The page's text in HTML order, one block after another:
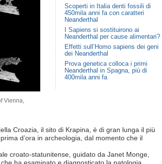
Scoperti in Italia denti fossili di
450mila anni fa con caratteri
Neanderthal
I Sapiens si sostituirono ai
Neanderthal per cause alimentari?
Effetti sull’Homo sapiens dei geni
dei Neanderthal
Prova genetica colloca i primi
Neanderthal in Spagna, più di
400mila anni fa
Vienna,
Croazia, il sito di Krapina, è di gran lunga il più
d’ora in archeologia, dal momento che il
croato-statunitense, guidato da Janet Monge,